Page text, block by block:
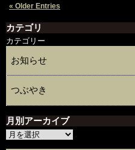
« Older Entries
カテゴリ
カテゴリー
お知らせ
つぶやき
月別アーカイブ